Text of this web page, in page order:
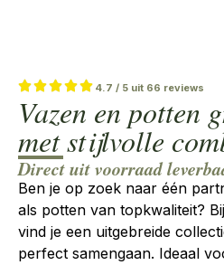
4.7 / 5 uit 66 reviews
Vazen en potten
met stijlvolle
Direct uit voorraad
Ben je op zoek naar één
als potten van topkwaliteit?
vind je een uitgebreide
perfect samengaan. Ideaal